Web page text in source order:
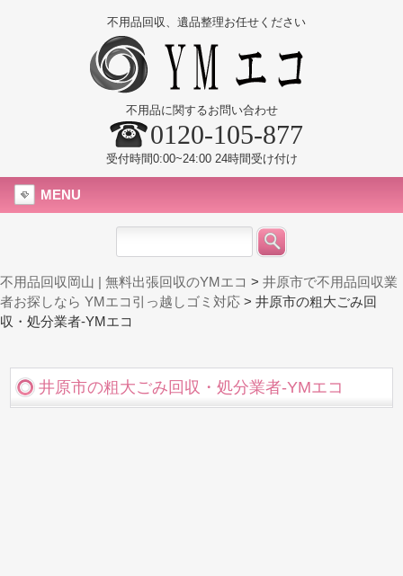
不用品回収、遺品整理お任せください
不用品に関するお問い合わせ
0120-105-877
受付時間0:00~24:00 24時間受け付け
MENU
不用品回収岡山 | 無料出張回収のYMエコ > 井原市で不用品回収業
者お探しなら YMエコ引っ越しゴミ対応 > 井原市の粗大ごみ回
収・処分業者-YMエコ
井原市の粗大ごみ回収・処分業者-YMエコ